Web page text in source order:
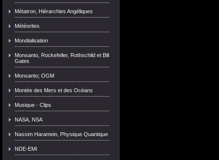
Métatron, Hiérarchies Angéliques
Météorites
Mondialisation
Monsanto, Rockefeller, Rothschild et Bill
Gates
Monsanto; OGM
Montée des Mers et des Océans
Musique - Clips
NASA, NSA
Nassim Haramein, Physique Quantique
NDE-EMI